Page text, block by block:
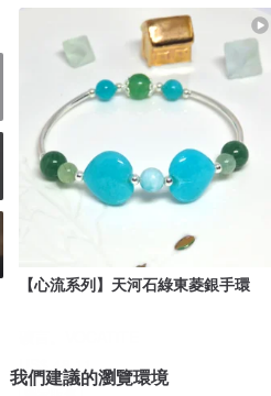
【心流系列】天河石綠東菱銀手環
US$ 48.11
我們建議的瀏覽環境